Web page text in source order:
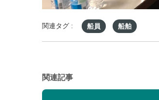
関連タグ : 船員 船舶
関連記事